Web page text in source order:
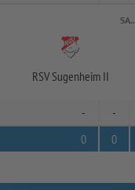
SA..
RSV Sugenheim II
- -
0
0